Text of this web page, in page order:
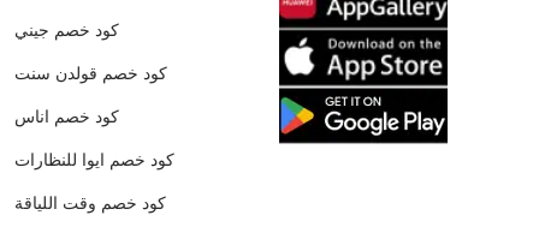
كود خصم جيني
كود خصم قولدن سنت
كود خصم اناس
كود خصم ايوا للنظارات
كود خصم وقت اللياقة